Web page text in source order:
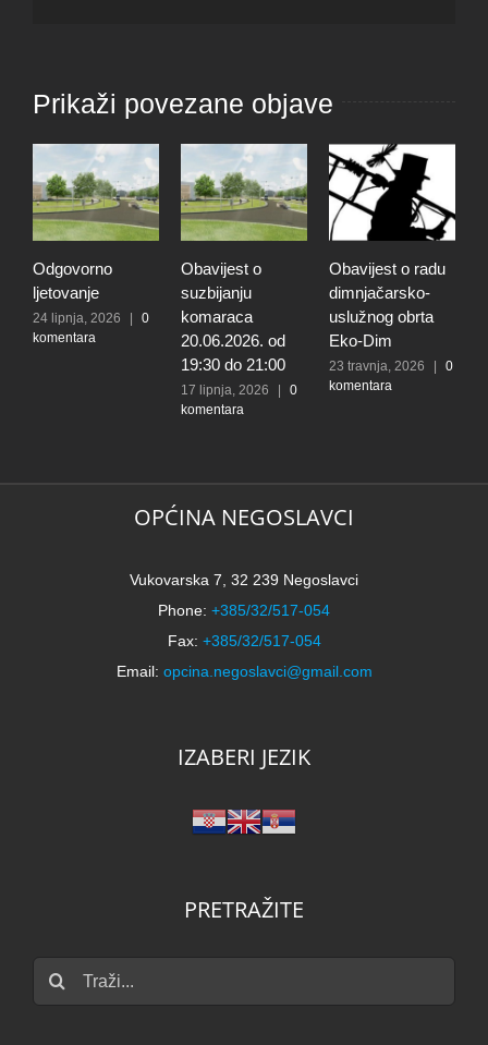
Prikaži povezane objave
Odgovorno
ljetovanje
24 lipnja, 2026
0
komentara
Obavijest o
suzbijanju
komaraca
20.06.2026. od
19:30 do 21:00
17 lipnja, 2026
0
komentara
Obavijest o radu
dimnjačarsko-
uslužnog obrta
Eko-Dim
23 travnja, 2026
0
komentara
OPĆINA NEGOSLAVCI
Vukovarska 7, 32 239 Negoslavci
Phone: +385/32/517-054
Fax: +385/32/517-054
Email: opcina.negoslavci@gmail.com
IZABERI JEZIK
PRETRAŽITE
Traži...